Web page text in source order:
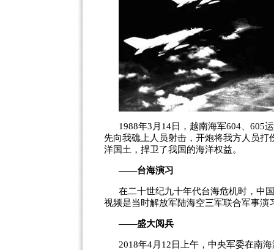
1988年3 月 14日，越南海军604 605
先向我礁上人员射击，开炮将我方人员
洋国土，捍卫了我国的海洋权益。
——台海演习
在二十世纪九十年代台海危机时，中
视频是当时解放军陆海空三军联合军事
——盛大阅兵
2018年4月 12 日上午，中央军委在南